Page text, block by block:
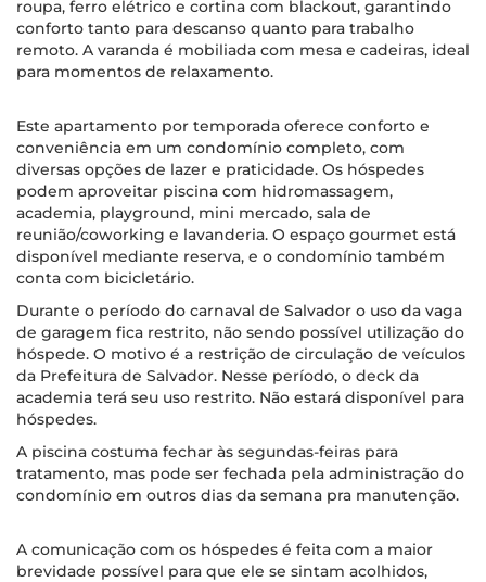
roupa, ferro elétrico e cortina com blackout, garantindo
conforto tanto para descanso quanto para trabalho
remoto. A varanda é mobiliada com mesa e cadeiras, ideal
para momentos de relaxamento.
Este apartamento por temporada oferece conforto e
conveniência em um condomínio completo, com
diversas opções de lazer e praticidade. Os hóspedes
podem aproveitar piscina com hidromassagem,
academia, playground, mini mercado, sala de
reunião/coworking e lavanderia. O espaço gourmet está
disponível mediante reserva, e o condomínio também
conta com bicicletário.
Durante o período do carnaval de Salvador o uso da vaga
de garagem fica restrito, não sendo possível utilização do
hóspede. O motivo é a restrição de circulação de veículos
da Prefeitura de Salvador. Nesse período, o deck da
academia terá seu uso restrito. Não estará disponível para
hóspedes.
A piscina costuma fechar às segundas-feiras para
tratamento, mas pode ser fechada pela administração do
condomínio em outros dias da semana pra manutenção.
A comunicação com os hóspedes é feita com a maior
brevidade possível para que ele se sintam acolhidos,